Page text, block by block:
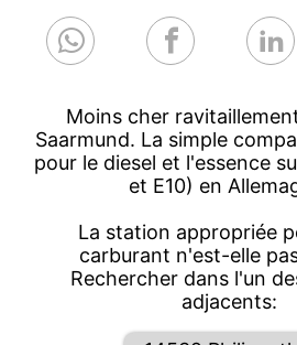
Moins cher
Saarmund. La simple
pour le diesel et l'essence
et E10) en
La station appropriée
carburant n'est-elle
Rechercher dans l'un
adjacents: